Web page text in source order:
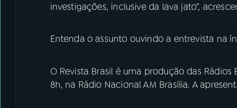
investigações, inclusive da lava jato”,
Entenda o assunto ouvindo a entrevista na
O Revista Brasil é uma produção das Rádios
8h, na Rádio Nacional AM Brasília. A